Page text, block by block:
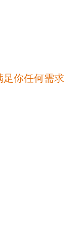
你任何需求